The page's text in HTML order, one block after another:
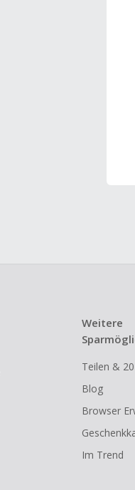
Weitere
Teilen &
Blog
Browser
Im Trend